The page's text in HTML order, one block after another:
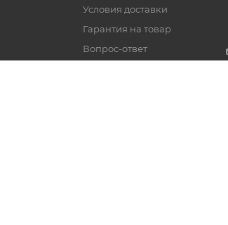
Условия доставки
Гарантия на товар
Вопрос-ответ